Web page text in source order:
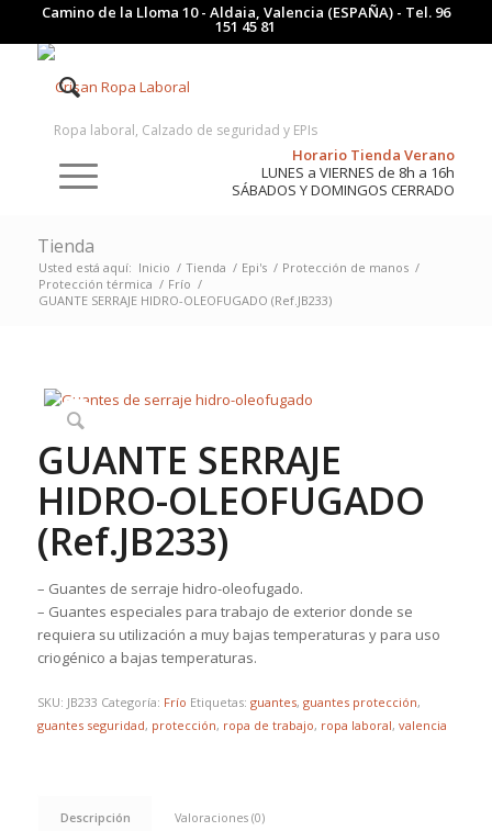
Camino de la Lloma 10 - Aldaia, Valencia (ESPAÑA) - Tel. 96
151 45 81
Ropa laboral, Calzado de seguridad y EPIs
Horario Tienda Verano
LUNES a VIERNES de 8h a 16h
SÁBADOS Y DOMINGOS CERRADO
Tienda
Usted está aquí: Inicio / Tienda / Epi's / Protección de manos /
Protección térmica / Frío /
GUANTE SERRAJE HIDRO-OLEOFUGADO (Ref.JB233)
GUANTE SERRAJE
HIDRO-OLEOFUGADO
(Ref.JB233)
– Guantes de serraje hidro-oleofugado.
– Guantes especiales para trabajo de exterior donde se
requiera su utilización a muy bajas temperaturas y para uso
criogénico a bajas temperaturas.
SKU: JB233 Categoría: Frío Etiquetas: guantes, guantes protección,
guantes seguridad, protección, ropa de trabajo, ropa laboral, valencia
Descripción Valoraciones (0)